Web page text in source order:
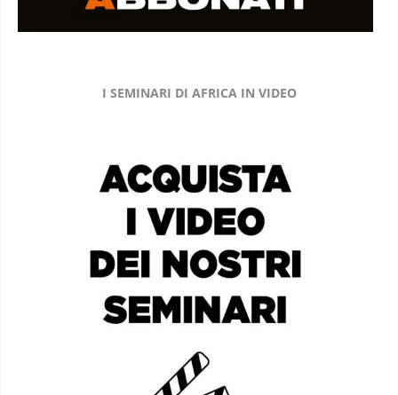
I SEMINARI DI AFRICA IN VIDEO